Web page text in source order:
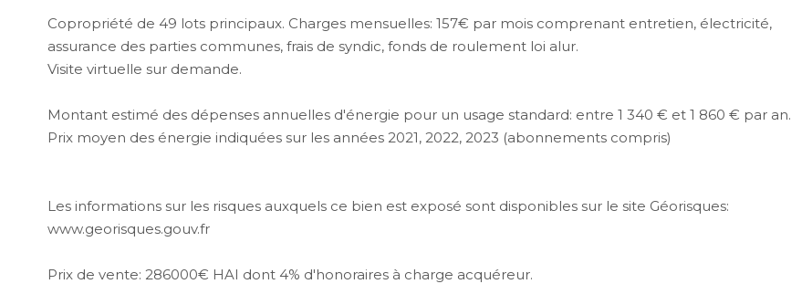
Copropriété de 49 lots principaux. Charges mensuelles: 157€ par mois comprenant entretien, électricité,
assurance des parties communes, frais de syndic, fonds de roulement loi alur.
Visite virtuelle sur demande.
Montant estimé des dépenses annuelles d'énergie pour un usage standard: entre 1 340 € et 1 860 € par an.
Prix moyen des énergie indiquées sur les années 2021, 2022, 2023 (abonnements compris)
Les informations sur les risques auxquels ce bien est exposé sont disponibles sur le site Géorisques:
www.georisques.gouv.fr
Prix de vente: 286000€ HAI dont 4% d'honoraires à charge acquéreur.